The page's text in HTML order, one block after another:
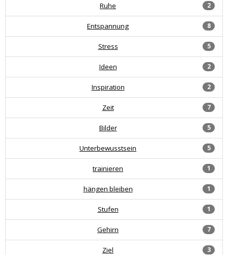
2
Ruhe
8
Entspannung
5
Stress
2
Ideen
2
Inspiration
7
Zeit
5
Bilder
5
Unterbewusstsein
1
trainieren
1
hängen bleiben
1
Stufen
7
Gehirn
3
Ziel